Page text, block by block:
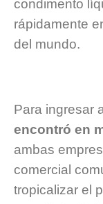
condimento
rápidamente
del mundo.
Para ingresar
encontró en
ambas
comercial
tropicalizar el